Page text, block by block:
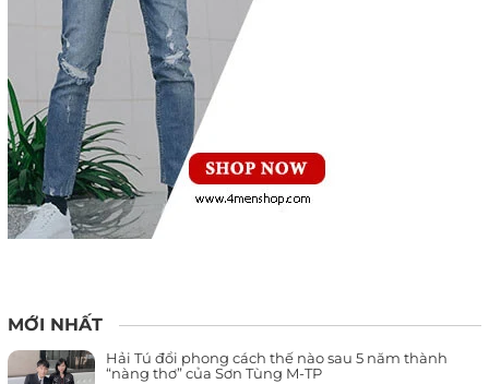
MỚI NHẤT
Hải Tú đổi phong cách thế nào sau 5 năm thành
“nàng thơ” của Sơn Tùng M-TP